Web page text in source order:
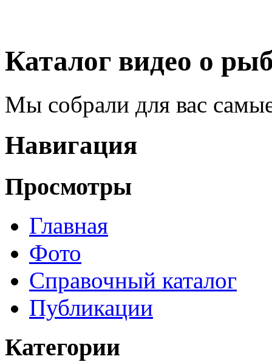
Каталог видео о
Мы собрали для вас
Навигация
Просмотры
Главная
Фото
Справочный каталог
Публикации
Категории